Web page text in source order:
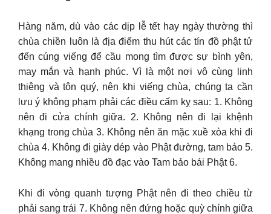
Hàng năm, dù vào các dịp lễ tết hay ngày thường thì
chùa chiền luôn là địa điểm thu hút các tín đồ phật tử
đến cúng viếng để cầu mong tìm được sự bình yên,
may mắn và hạnh phúc. Vì là một nơi vô cùng linh
thiêng và tôn quý, nên khi viếng chùa, chúng ta cần
lưu ý không phạm phải các điều cấm kỵ sau: 1. Không
nên đi cửa chính giữa. 2. Không nên đi lại khệnh
khạng trong chùa 3. Không nên ăn mặc xuề xòa khi đi
chùa 4. Không đi giày dép vào Phật đường, tam bảo 5.
Không mang nhiều đồ đạc vào Tam bảo bái Phật 6.
Khi đi vòng quanh tượng Phật nên đi theo chiều từ
phải sang trái 7. Không nên đứng hoặc quỳ chính giữa